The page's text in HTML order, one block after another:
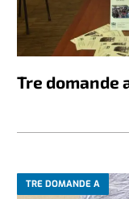
Tre domande
TRE DOMANDE A